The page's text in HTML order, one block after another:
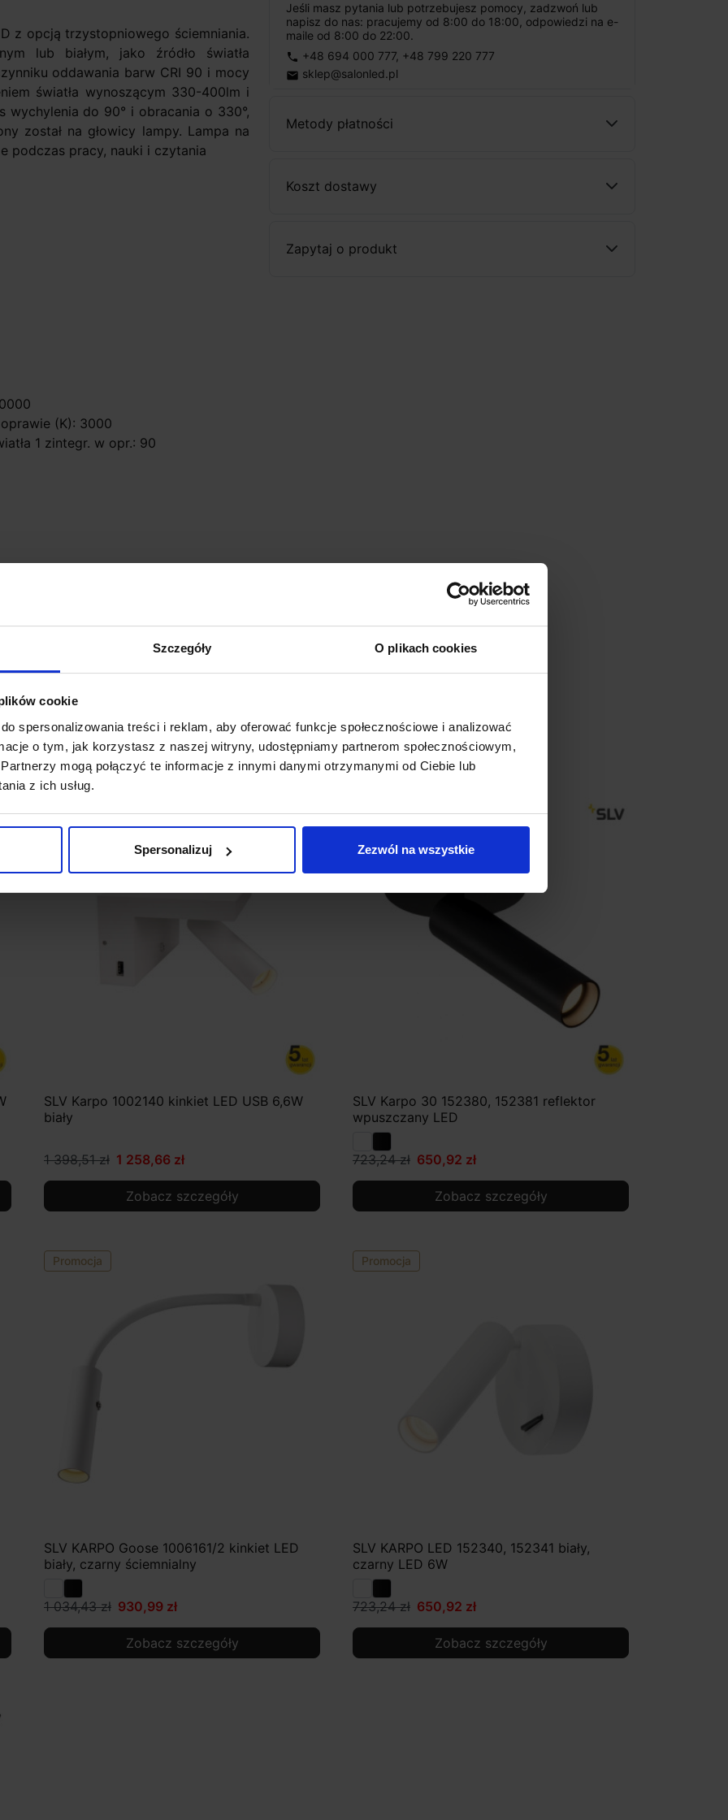
Szczegóły O plikach cookies
cookie
spersonalizowania treści i reklam, aby oferować funkcje społecznościowe i analizować
o tym, jak korzystasz z naszej witryny, udostępniamy partnerom społecznościowym,
mogą połączyć te informacje z innymi danymi otrzymanymi od Ciebie lub
z ich usług.
Spersonalizuj Zezwól na wszystkie
Jeśli masz pytania lub potrzebujesz pomocy, zadzwoń lub
napisz do nas: pracujemy od 8:00 do 18:00, odpowiedzi na e-
maile od 8:00 do 22:00.
phone +48 694 000 777, +48 799 220 777
email sklep@salonled.pl
Metody płatności
Koszt dostawy
Zapytaj o produkt
z opcją trzystopniowego ściemniania.
lub białym, jako źródło światła
oddawania barw CRI 90 i mocy
światła wynoszącym 330-400lm i
wychylenia do 90° i obracania o 330°,
został na głowicy lampy. Lampa na
podczas pracy, nauki i czytania
(K): 3000
1 zintegr. w opr.: 90
Promocja
SLV Karpo 1002140 kinkiet LED USB 6,6W
biały
1 398,51 zł 1 258,66 zł
Zobacz szczegóły
Promocja
SLV Karpo 30 152380, 152381 reflektor
wpuszczany LED
723,24 zł 650,92 zł
Zobacz szczegóły
Promocja
SLV KARPO Goose 1006161/2 kinkiet LED
biały, czarny ściemnialny
1 034,43 zł 930,99 zł
Zobacz szczegóły
Promocja
SLV KARPO LED 152340, 152341 biały,
czarny LED 6W
723,24 zł 650,92 zł
Zobacz szczegóły